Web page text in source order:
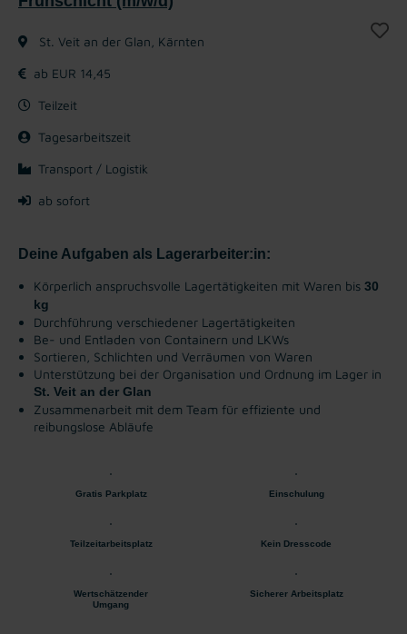
St. Veit an der Glan, Kärnten
ab EUR 14,45
Teilzeit
Tagesarbeitszeit
Transport / Logistik
ab sofort
Deine Aufgaben als Lagerarbeiter:in:
Körperlich anspruchsvolle Lagertätigkeiten mit Waren bis 30
kg
Durchführung verschiedener Lagertätigkeiten
Be- und Entladen von Containern und LKWs
Sortieren, Schlichten und Verräumen von Waren
Unterstützung bei der Organisation und Ordnung im Lager in
St. Veit an der Glan
Zusammenarbeit mit dem Team für effiziente und
reibungslose Abläufe
Gratis Parkplatz Einschulung
Teilzeitarbeitsplatz Kein Dresscode
Wertschätzender
Umgang
Sicherer Arbeitsplatz